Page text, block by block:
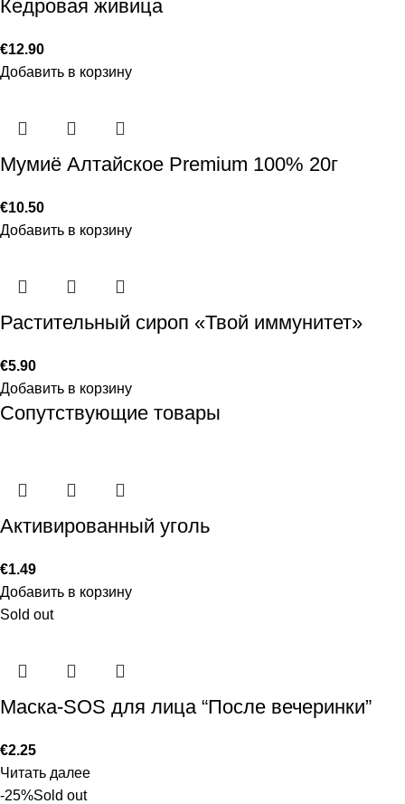
Кедровая живица
€12.90
Добавить в корзину
Мумиё Алтайское Premium 100% 20г
€10.50
Добавить в корзину
Растительный сироп «Твой иммунитет»
€5.90
Добавить в корзину
Сопутствующие товары
Активированный уголь
€1.49
Добавить в корзину
Sold out
Маска-SOS для лица “После вечеринки”
€2.25
Читать далее
-25%Sold out